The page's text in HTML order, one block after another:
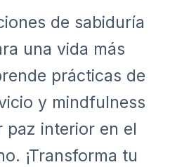
de sabiduría
una vida más
prácticas de
y mindfulness
paz interior en el
¡Transforma tu